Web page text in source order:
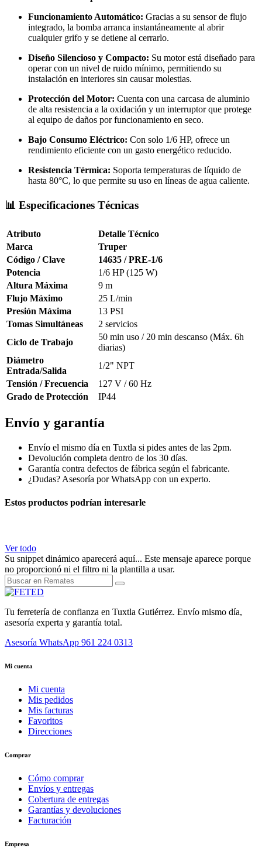
Funcionamiento Automático: Gracias a su sensor de flujo
integrado, la bomba arranca instantáneamente al abrir
cualquier grifo y se detiene al cerrarlo.
Diseño Silencioso y Compacto: Su motor está diseñado para
operar con un nivel de ruido mínimo, permitiendo su
instalación en interiores sin causar molestias.
Protección del Motor: Cuenta con una carcasa de aluminio
de alta resistencia a la oxidación y un interruptor que protege
al equipo de daños por funcionamiento en seco.
Bajo Consumo Eléctrico: Con solo 1/6 HP, ofrece un
rendimiento eficiente con un gasto energético reducido.
Resistencia Térmica: Soporta temperaturas de líquido de
hasta 80°C, lo que permite su uso en líneas de agua caliente.
📊 Especificaciones Técnicas
Atributo
Detalle Técnico
Marca
Truper
Código / Clave
14635 / PRE-1/6
Potencia
1/6 HP (125 W)
Altura Máxima
9 m
Flujo Máximo
25 L/min
Presión Máxima
13 PSI
Tomas Simultáneas
2 servicios
Ciclo de Trabajo
50 min uso / 20 min descanso (Máx. 6h
diarias)
Diámetro
Entrada/Salida
1/2" NPT
Tensión / Frecuencia
127 V / 60 Hz
Grado de Protección
IP44
Envío y garantía
Envío el mismo día en Tuxtla si pides antes de las 2pm.
Devolución completa dentro de los 30 días.
Garantía contra defectos de fábrica según el fabricante.
¿Dudas? Asesoría por WhatsApp con un experto.
Estos productos podrían interesarle
Ver todo
Su snippet dinámico aparecerá aquí... Este mensaje aparece porque
no proporcionó ni el filtro ni la plantilla a usar.
Tu ferretería de confianza en Tuxtla Gutiérrez. Envío mismo día,
asesoría experta y garantía total.
Asesoría WhatsApp 961 224 0313
Mi cuenta
Mi cuenta
Mis pedidos
Mis facturas
Favoritos
Direcciones
Comprar
Cómo comprar
Envíos y entregas
Cobertura de entregas
Garantías y devoluciones
Facturación
Empresa